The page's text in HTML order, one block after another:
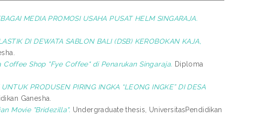
MEDIA PROMOSI USAHA PUSAT HELM SINGARAJA.
DI DEWATA SABLON BALI (DSB) KEROBOKAN KAJA,
Shop "Fye Coffee" di Penarukan Singaraja. Diploma
PRODUSEN PIRING INGKA “LEONG INGKE” DI DESA
Ganesha.
Movie "Bridezilla". Undergraduate thesis, UniversitasPendidikan